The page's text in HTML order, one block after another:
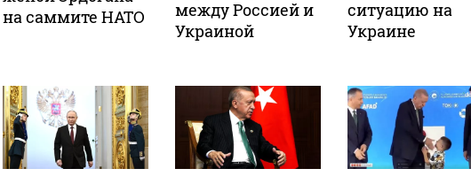
на саммите НАТО
между Россией и
Украиной
ситуацию на
Украине